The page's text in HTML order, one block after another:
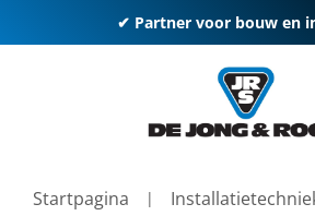
✔ Partner voor bouw en
Startpagina